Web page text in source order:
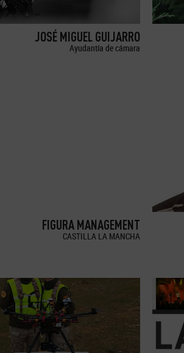
JOSÉ MIGUEL GUIJARRO
Ayudantía de cámara
FIGURA MANAGEMENT
CASTILLA LA MANCHA